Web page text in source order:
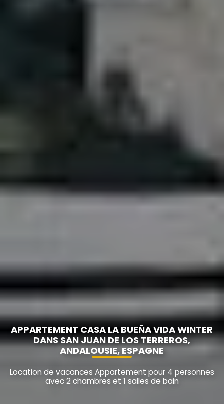
APPARTEMENT CASA LA BUEÑA VIDA WINTER
DANS SAN JUAN DE LOS TERREROS,
ANDALOUSIE, ESPAGNE
Location de vacances Appartement pour 4 personnes
avec 2 chambres et 1 salles de bain